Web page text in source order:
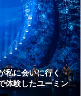
私に会いに行く
体験したユーミン